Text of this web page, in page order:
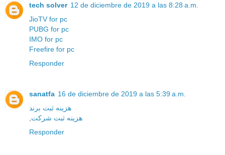
tech solver 12 de diciembre de 2019 a las 8:28 a.m.
JioTV for pc
PUBG for pc
IMO for pc
Freefire for pc
Responder
sanatfa 16 de diciembre de 2019 a las 5:39 a.m.
هزینه ثبت برند
,هزینه ثبت شرکت
Responder